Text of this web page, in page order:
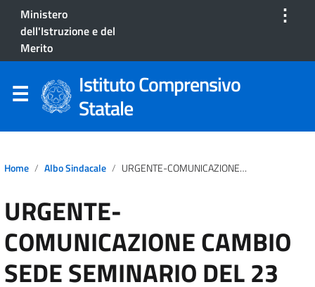
Ministero
dell'Istruzione e del
Merito
⋮
Istituto Comprensivo
Statale
Home Albo Sindacale URGENTE-COMUNICAZIONE CAMBIO SEDE SEMINARIO DEL 23 MARZO A VERONA
URGENTE-
COMUNICAZIONE CAMBIO
SEDE SEMINARIO DEL 23